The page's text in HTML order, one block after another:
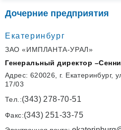
Дочерние предприятия
Екатеринбург
ЗАО «ИМПЛАНТА-УРАЛ»
Генеральный директор –
Адрес: 620026, г. Екатеринбург,
17/03
Тел.:(343) 278-70-51
Факс:(343) 251-33-75